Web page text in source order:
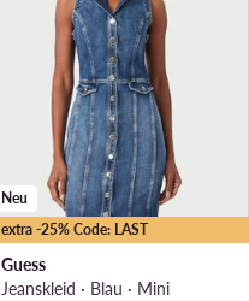
extra -25% Code: LAST
Neu
Guess
Jeanskleid · Blau · Mini